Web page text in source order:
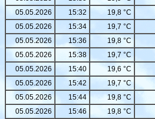
05.05.2026
15:32 19,8 °C
05.05.2026
15:34 19,7 °C
05.05.2026
15:36 19,8 °C
05.05.2026
15:38 19,7 °C
05.05.2026
15:40 19,6 °C
05.05.2026
15:42 19,7 °C
05.05.2026
15:44 19,8 °C
05.05.2026
15:46 19,8 °C